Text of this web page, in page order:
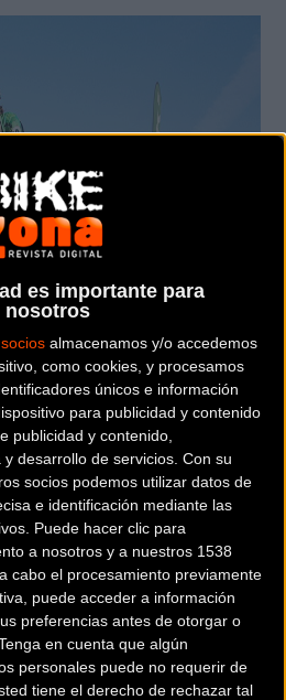
es importante para
nosotros
socios almacenamos y/o accedemos
como cookies, y procesamos
únicos e información
para publicidad y contenido
publicidad y contenido,
desarrollo de servicios. Con su
socios podemos utilizar datos de
e identificación mediante las
Puede hacer clic para
a nosotros y a nuestros 1538
cabo el procesamiento previamente
puede acceder a información
preferencias antes de otorgar o
en cuenta que algún
personales puede no requerir de
tiene el derecho de rechazar tal
acción